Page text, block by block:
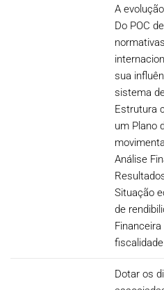
A
Do POC
sua
sistema
Estrutura
um Plano
Análise
Situação
de
Dotar os